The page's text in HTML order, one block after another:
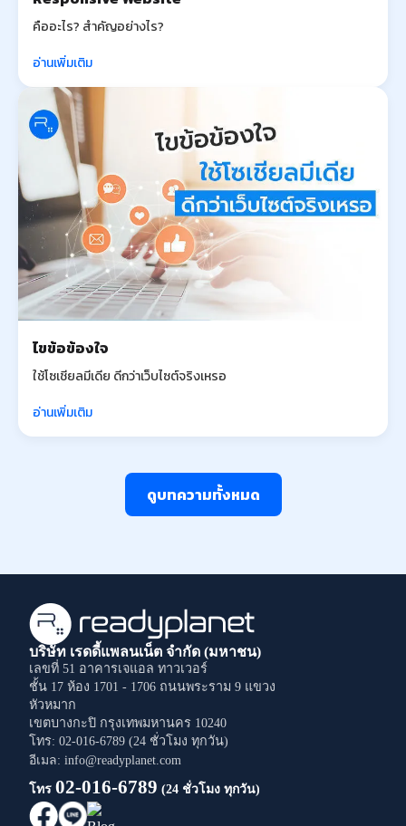
คืออะไร? สำคัญอย่างไร?
อ่านเพิ่มเติม
ไขข้อข้องใจ
ใช้โซเชียลมีเดีย ดีกว่าเว็บไซต์จริงเหรอ
อ่านเพิ่มเติม
ดูบทความทั้งหมด
บริษัท เรดดี้แพลนเน็ต จำกัด (มหาชน)
เลขที่ 51 อาคารเจแอล ทาวเวอร์
ชั้น 17 ห้อง 1701 - 1706 ถนนพระราม 9 แขวง
หัวหมาก
เขตบางกะปิ กรุงเทพมหานคร 10240
โทร: 02-016-6789 (24 ชั่วโมง ทุกวัน)
อีเมล: info@readyplanet.com
โทร 02-016-6789 (24 ชั่วโมง ทุกวัน)